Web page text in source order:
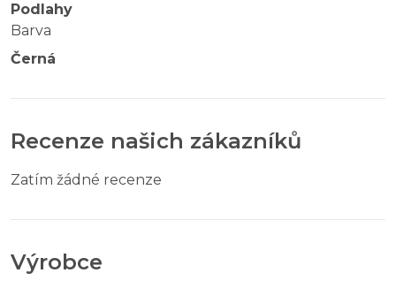
Podlahy
Barva
Černá
Recenze našich zákazníků
Zatím žádné recenze
Výrobce